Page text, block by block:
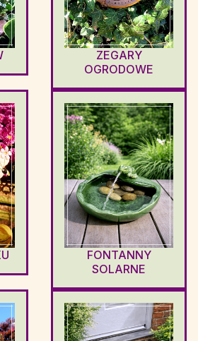
ZEGARY
OGRODOWE
FONTANNY
SOLARNE